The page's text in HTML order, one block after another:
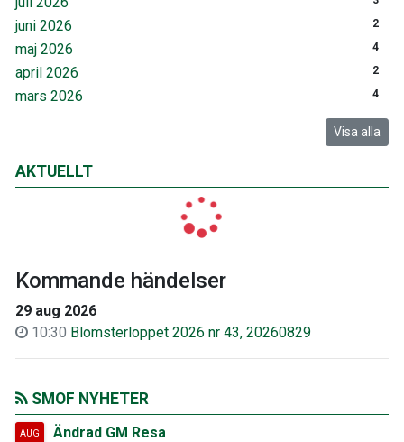
juni 2026 2
maj 2026 4
april 2026 2
mars 2026 4
Visa alla
AKTUELLT
Kommande händelser
29 aug 2026
10:30 Blomsterloppet 2026 nr 43, 20260829
SMOF NYHETER
AUG Ändrad GM Resa